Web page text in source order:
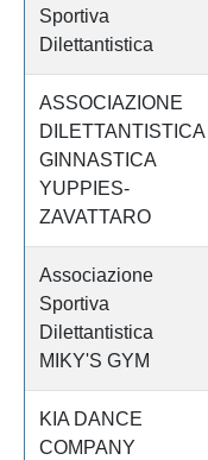
Sportiva
Dilettantistica
ASSOCIAZIONE
DILETTANTISTICA
GINNASTICA
YUPPIES-
ZAVATTARO
Associazione
Sportiva
Dilettantistica
MIKY'S GYM
KIA DANCE
COMPANY